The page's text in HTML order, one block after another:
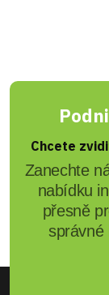
Chcete
Zanechte
nabídku
přesně
správné